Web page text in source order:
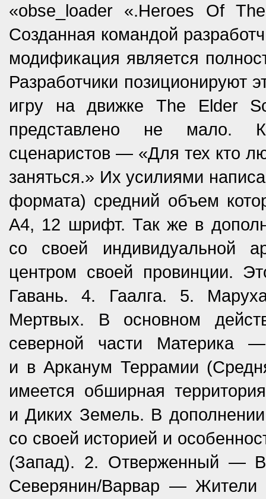
«obse_loader «.Heroes Of
Созданная командой
модификация является
Разработчики позиционируют
игру на движке The Elder
представлено не мало.
сценаристов — «Для тех кто
заняться.» Их усилиями
формата) средний объем
А4, 12 шрифт. Так же в
со своей индивидуальной
центром своей провинции.
Гавань. 4. Гаалга. 5.
Мертвых. В основном
северной части
и в Арканум Террамии
имеется обширная
и Диких Земель. В
со своей историей и
(Запад). 2. Отверженный —
Северянин/Варвар —